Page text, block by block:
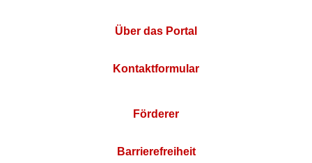
Über das Portal
Kontaktformular
Förderer
Barrierefreiheit